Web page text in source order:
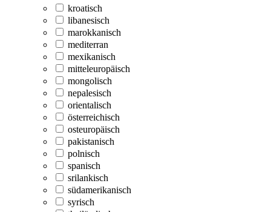
kroatisch
libanesisch
marokkanisch
mediterran
mexikanisch
mitteleuropäisch
mongolisch
nepalesisch
orientalisch
österreichisch
osteuropäisch
pakistanisch
polnisch
spanisch
srilankisch
südamerikanisch
syrisch